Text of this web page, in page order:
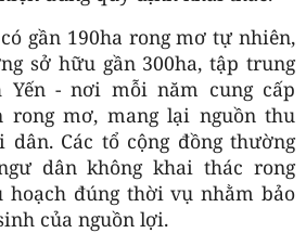
gần 190ha rong mơ tự nhiên,
sở hữu gần 300ha, tập trung
Yến - nơi mỗi năm cung cấp
rong mơ, mang lại nguồn thu
dân. Các tổ cộng đồng thường
dân không khai thác rong
hoạch đúng thời vụ nhằm bảo
của nguồn lợi.